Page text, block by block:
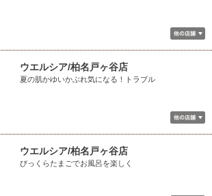
ウエルシア/柏名戸ヶ谷店
夏の肌かゆいかぶれ気になる！トラブル
ウエルシア/柏名戸ヶ谷店
びっくらたまごでお風呂を楽しく